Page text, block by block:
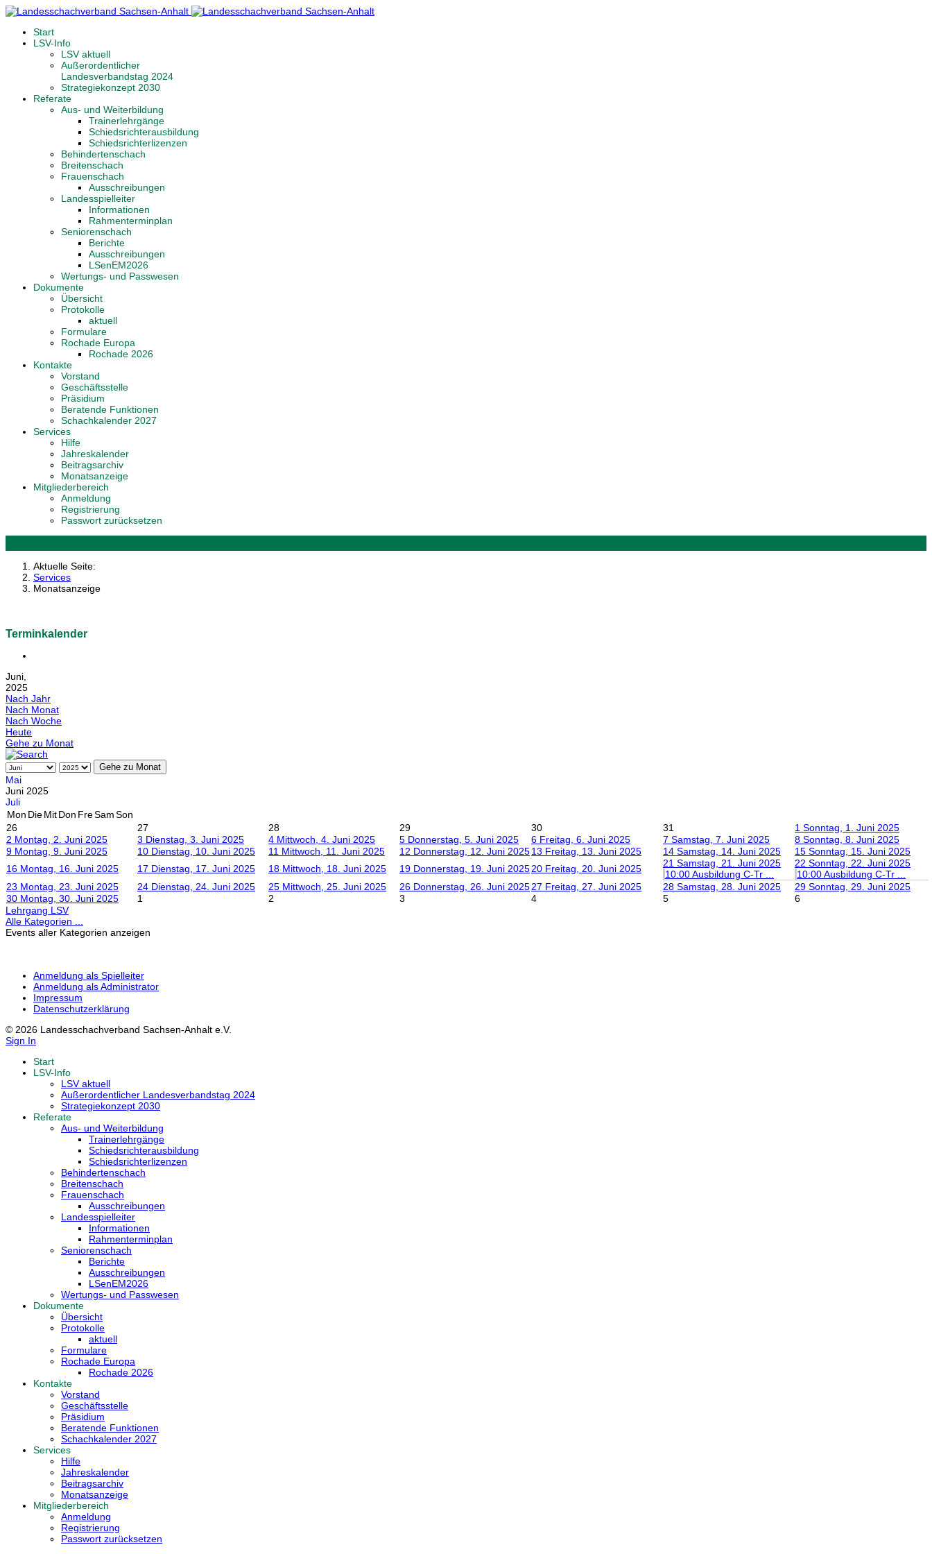
Start
LSV-Info
LSV aktuell
Außerordentlicher
Landesverbandstag 2024
Strategiekonzept 2030
Referate
Aus- und Weiterbildung
Trainerlehrgänge
Schiedsrichterausbildung
Schiedsrichterlizenzen
Behindertenschach
Breitenschach
Frauenschach
Ausschreibungen
Landesspielleiter
Informationen
Rahmenterminplan
Seniorenschach
Berichte
Ausschreibungen
LSenEM2026
Wertungs- und Passwesen
Dokumente
Übersicht
Protokolle
aktuell
Formulare
Rochade Europa
Rochade 2026
Kontakte
Vorstand
Geschäftsstelle
Präsidium
Beratende Funktionen
Schachkalender 2027
Services
Hilfe
Jahreskalender
Beitragsarchiv
Monatsanzeige
Mitgliederbereich
Anmeldung
Registrierung
Passwort zurücksetzen
Aktuelle Seite:
Services
Monatsanzeige
Terminkalender
Juni,
2025
Nach Jahr
Nach Monat
Nach Woche
Heute
Gehe zu Monat
Gehe zu Monat
Mai
Juni 2025
Juli
Mon DieMitDon FreSamSon
26
27 28 29 30 31 1 Sonntag, 1. Juni 2025
2 Montag, 2. Juni 2025 3 Dienstag, 3. Juni 2025 4 Mittwoch, 4. Juni 2025 5 Donnerstag, 5. Juni 2025 6 Freitag, 6. Juni 2025 7 Samstag, 7. Juni 2025 8 Sonntag, 8. Juni 2025
9 Montag, 9. Juni 2025 10 Dienstag, 10. Juni 2025 11 Mittwoch, 11. Juni 2025 12 Donnerstag, 12. Juni 202513 Freitag, 13. Juni 2025 14 Samstag, 14. Juni 2025 15 Sonntag, 15. Juni 2025
16 Montag, 16. Juni 2025 17 Dienstag, 17. Juni 2025 18 Mittwoch, 18. Juni 2025 19 Donnerstag, 19. Juni 202520 Freitag, 20. Juni 2025 21 Samstag, 21. Juni 2025
10:00 Ausbildung C-Tr ...
22 Sonntag, 22. Juni 2025
10:00 Ausbildung C-Tr ...
23 Montag, 23. Juni 2025 24 Dienstag, 24. Juni 2025 25 Mittwoch, 25. Juni 2025 26 Donnerstag, 26. Juni 202527 Freitag, 27. Juni 2025 28 Samstag, 28. Juni 2025 29 Sonntag, 29. Juni 2025
30 Montag, 30. Juni 2025 1 2 3 4 5
6
Lehrgang LSV
Alle Kategorien ...
Events aller Kategorien anzeigen
Anmeldung als Spielleiter
Anmeldung als Administrator
Impressum
Datenschutzerklärung
© 2026 Landesschachverband Sachsen-Anhalt e.V.
Sign In
Start
LSV-Info
LSV aktuell
Außerordentlicher Landesverbandstag 2024
Strategiekonzept 2030
Referate
Aus- und Weiterbildung
Trainerlehrgänge
Schiedsrichterausbildung
Schiedsrichterlizenzen
Behindertenschach
Breitenschach
Frauenschach
Ausschreibungen
Landesspielleiter
Informationen
Rahmenterminplan
Seniorenschach
Berichte
Ausschreibungen
LSenEM2026
Wertungs- und Passwesen
Dokumente
Übersicht
Protokolle
aktuell
Formulare
Rochade Europa
Rochade 2026
Kontakte
Vorstand
Geschäftsstelle
Präsidium
Beratende Funktionen
Schachkalender 2027
Services
Hilfe
Jahreskalender
Beitragsarchiv
Monatsanzeige
Mitgliederbereich
Anmeldung
Registrierung
Passwort zurücksetzen